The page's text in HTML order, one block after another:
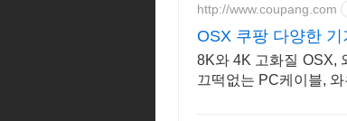
http://www.coupang.com
OSX 쿠팡 다양한 기
8K와 4K 고화질 OSX,
끄떡없는 PC케이블,